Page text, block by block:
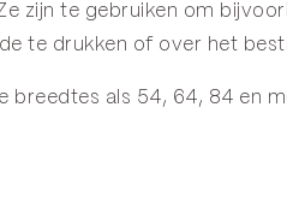
zijn te gebruiken om
te drukken of over het
als 54, 64, 84 en